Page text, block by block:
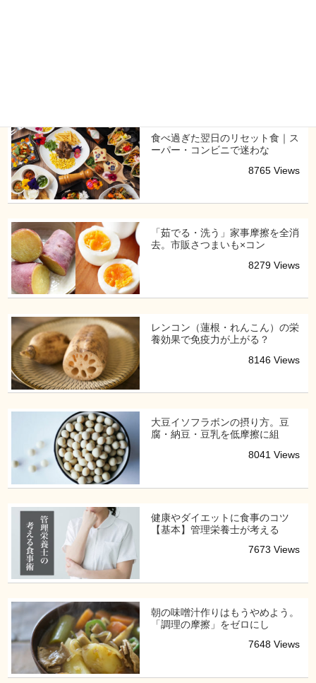
食べ過ぎた翌日のリセット食｜ス
ーパー・コンビニで迷わな
8765 Views
「茹でる・洗う」家事摩擦を全消
去。市販さつまいも×コン
8279 Views
レンコン（蓮根・れんこん）の栄
養効果で免疫力が上がる？
8146 Views
大豆イソフラボンの摂り方。豆
腐・納豆・豆乳を低摩擦に組
8041 Views
健康やダイエットに食事のコツ
【基本】管理栄養士が考える
7673 Views
朝の味噌汁作りはもうやめよう。
「調理の摩擦」をゼロにし
7648 Views